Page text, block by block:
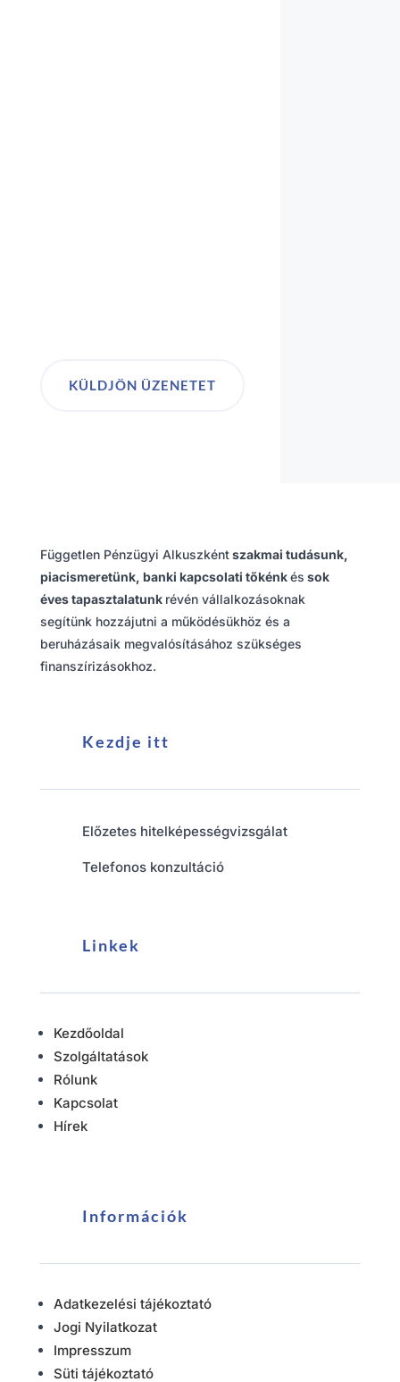
KÜLDJÖN ÜZENETET
Független Pénzügyi Alkuszkéntszakmai tudásunk,
piacismeretünk, banki kapcsolati tőkénkés sok
éves tapasztalatunk révén vállalkozásoknak
segítünk hozzájutni a működésükhöz és a
beruházásaik megvalósításához szükséges
finanszírizásokhoz.
Kezdje itt
Előzetes hitelképességvizsgálat
Telefonos konzultáció
Linkek
Kezdőoldal
Szolgáltatások
Rólunk
Kapcsolat
Hírek
Információk
Adatkezelési tájékoztató
Jogi Nyilatkozat
Impresszum
Süti tájékoztató